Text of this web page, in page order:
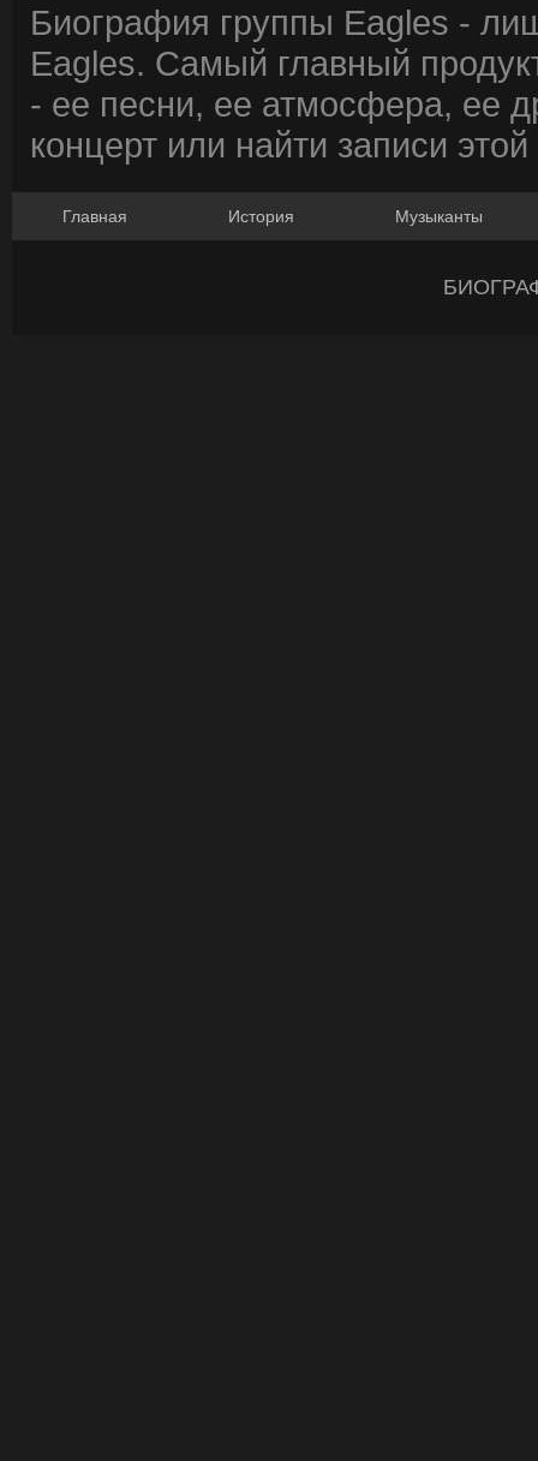
Биография группы Eagles -
Eagles. Самый главный
- ее песни, ее атмосфера, ее
концерт или найти записи
Главная История Музыканты